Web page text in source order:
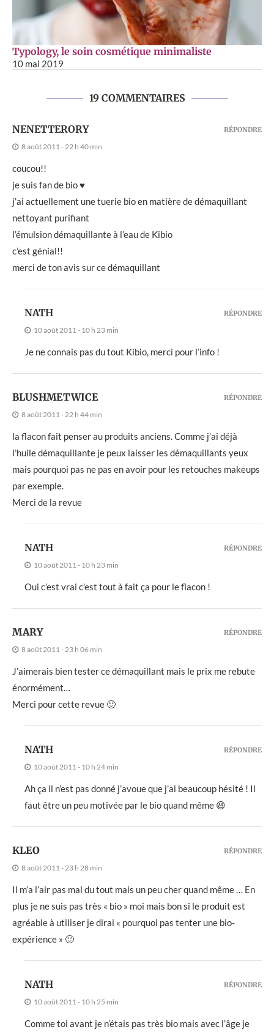
Typology, le soin cosmétique minimaliste
10 mai 2019
19 COMMENTAIRES
NENETTERORY
8 août 2011 - 22 h 40 min
coucou!!
je suis fan de bio ♥
j’ai actuellement une tuerie bio en matière de démaquillant
nettoyant purifiant
l’émulsion démaquillante à l’eau de Kibio
c’est génial!!
merci de ton avis sur ce démaquillant
RÉPONDRE
NATH
10 août 2011 - 10 h 23 min
Je ne connais pas du tout Kibio, merci pour l’info !
RÉPONDRE
BLUSHMETWICE
8 août 2011 - 22 h 44 min
la flacon fait penser au produits anciens. Comme j’ai déjà
l’huile démaquillante je peux laisser les démaquillants yeux
mais pourquoi pas ne pas en avoir pour les retouches makeups
par exemple.
Merci de la revue
RÉPONDRE
NATH
10 août 2011 - 10 h 23 min
Oui c’est vrai c’est tout à fait ça pour le flacon !
RÉPONDRE
MARY
8 août 2011 - 23 h 06 min
J’aimerais bien tester ce démaquillant mais le prix me rebute
énormément…
Merci pour cette revue 🙂
RÉPONDRE
NATH
10 août 2011 - 10 h 24 min
Ah ça il n’est pas donné j’avoue que j’ai beaucoup hésité ! Il
faut être un peu motivée par le bio quand même 😆
RÉPONDRE
KLEO
8 août 2011 - 23 h 28 min
Il m’a l’air pas mal du tout mais un peu cher quand même … En
plus je ne suis pas très « bio » moi mais bon si le produit est
agréable à utiliser je dirai « pourquoi pas tenter une bio-
expérience » 🙂
RÉPONDRE
NATH
10 août 2011 - 10 h 25 min
Comme toi avant je n’étais pas très bio mais avec l’âge je
RÉPONDRE